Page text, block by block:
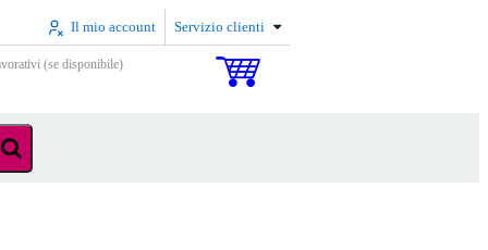
Il mio account Servizio clienti
(se disponibile)